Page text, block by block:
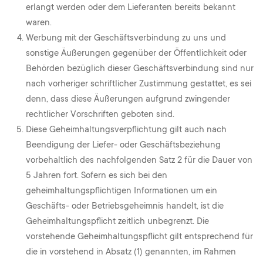
erlangt werden oder dem Lieferanten bereits bekannt
waren.
Werbung mit der Geschäftsverbindung zu uns und
sonstige Äußerungen gegenüber der Öffentlichkeit oder
Behörden bezüglich dieser Geschäftsverbindung sind nur
nach vorheriger schriftlicher Zustimmung gestattet, es sei
denn, dass diese Äußerungen aufgrund zwingender
rechtlicher Vorschriften geboten sind.
Diese Geheimhaltungsverpflichtung gilt auch nach
Beendigung der Liefer- oder Geschäftsbeziehung
vorbehaltlich des nachfolgenden Satz 2 für die Dauer von
5 Jahren fort. Sofern es sich bei den
geheimhaltungspflichtigen Informationen um ein
Geschäfts- oder Betriebsgeheimnis handelt, ist die
Geheimhaltungspflicht zeitlich unbegrenzt. Die
vorstehende Geheimhaltungspflicht gilt entsprechend für
die in vorstehend in Absatz (1) genannten, im Rahmen